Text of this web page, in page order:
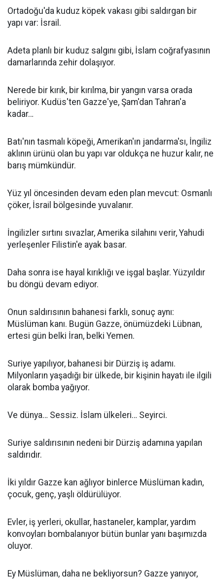
Ortadoğu'da kuduz köpek vakası gibi saldırgan bir
yapı var: İsrail.
Adeta planlı bir kuduz salgını gibi, İslam coğrafyasının
damarlarında zehir dolaşıyor.
Nerede bir kırık, bir kırılma, bir yangın varsa orada
beliriyor. Kudüs'ten Gazze'ye, Şam'dan Tahran'a
kadar…
Batı'nın tasmalı köpeği, Amerikan'ın jandarma'sı, İngiliz
aklının ürünü olan bu yapı var oldukça ne huzur kalır, ne
barış mümkündür.
Yüz yıl öncesinden devam eden plan mevcut: Osmanlı
çöker, İsrail bölgesinde yuvalanır.
İngilizler sırtını sıvazlar, Amerika silahını verir, Yahudi
yerleşenler Filistin'e ayak basar.
Daha sonra ise hayal kırıklığı ve işgal başlar. Yüzyıldır
bu döngü devam ediyor.
Onun saldırısının bahanesi farklı, sonuç aynı:
Müslüman kanı. Bugün Gazze, önümüzdeki Lübnan,
ertesi gün belki İran, belki Yemen.
Suriye yapılıyor, bahanesi bir Dürziş iş adamı.
Milyonların yaşadığı bir ülkede, bir kişinin hayatı ile ilgili
olarak bomba yağıyor.
Ve dünya… Sessiz. İslam ülkeleri… Seyirci.
Suriye saldırısının nedeni bir Dürziş adamına yapılan
saldırıdır.
İki yıldır Gazze kan ağlıyor binlerce Müslüman kadın,
çocuk, genç, yaşlı öldürülüyor.
Evler, iş yerleri, okullar, hastaneler, kamplar, yardım
konvoyları bombalanıyor bütün bunlar yanı başımızda
oluyor.
Ey Müslüman, daha ne bekliyorsun? Gazze yanıyor,